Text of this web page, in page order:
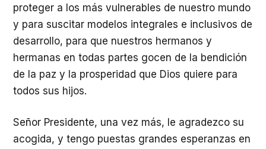
proteger a los más vulnerables de nuestro mundo
y para suscitar modelos integrales e inclusivos de
desarrollo, para que nuestros hermanos y
hermanas en todas partes gocen de la bendición
de la paz y la prosperidad que Dios quiere para
todos sus hijos.
Señor Presidente, una vez más, le agradezco su
acogida, y tengo puestas grandes esperanzas en